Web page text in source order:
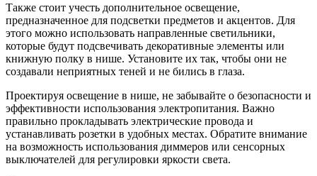
Также стоит учесть дополнительное освещение,
предназначенное для подсветки предметов и акцентов. Для
этого можно использовать направленные светильники,
которые будут подсвечивать декоративные элементы или
книжную полку в нише. Установите их так, чтобы они не
создавали неприятных теней и не бились в глаза.
Проектируя освещение в нише, не забывайте о безопасности и
эффективности использования электропитания. Важно
правильно прокладывать электрические провода и
устанавливать розетки в удобных местах. Обратите внимание
на возможность использования диммеров или сенсорных
выключателей для регулировки яркости света.